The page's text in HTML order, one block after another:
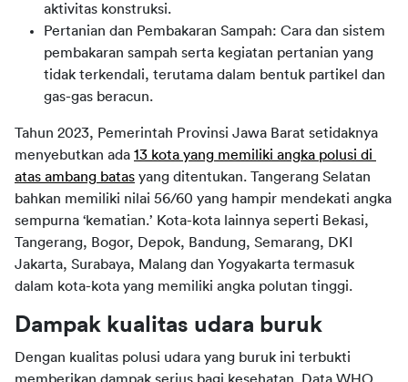
aktivitas konstruksi.
Pertanian dan Pembakaran Sampah: Cara dan sistem
pembakaran sampah serta kegiatan pertanian yang
tidak terkendali, terutama dalam bentuk partikel dan
gas-gas beracun.
Tahun 2023, Pemerintah Provinsi Jawa Barat setidaknya
menyebutkan ada 13 kota yang memiliki angka polusi di
atas ambang batas yang ditentukan. Tangerang Selatan
bahkan memiliki nilai 56/60 yang hampir mendekati angka
sempurna ‘kematian.’ Kota-kota lainnya seperti Bekasi,
Tangerang, Bogor, Depok, Bandung, Semarang, DKI
Jakarta, Surabaya, Malang dan Yogyakarta termasuk
dalam kota-kota yang memiliki angka polutan tinggi.
Dampak kualitas udara buruk
Dengan kualitas polusi udara yang buruk ini terbukti
memberikan dampak serius bagi kesehatan. Data WHO